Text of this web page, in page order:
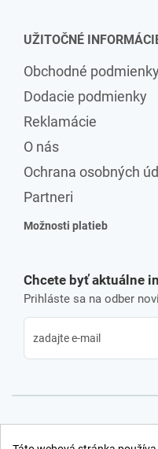
UŽITOČNÉ
Obchodné podmienky
Dodacie podmienky
Reklamácie
O nás
Ochrana osobných
Partneri
Možnosti platieb
Chcete byť aktuálne
Prihláste sa na odber